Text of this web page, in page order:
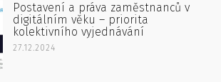
Postavení a práva zaměstnanců v
digitálním věku – priorita
kolektivního vyjednávání
27.12.2024